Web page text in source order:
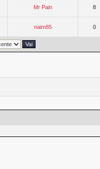
Mr Pain 8
naim85 0